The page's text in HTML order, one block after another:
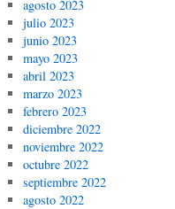
agosto 2023
julio 2023
junio 2023
mayo 2023
abril 2023
marzo 2023
febrero 2023
diciembre 2022
noviembre 2022
octubre 2022
septiembre 2022
agosto 2022